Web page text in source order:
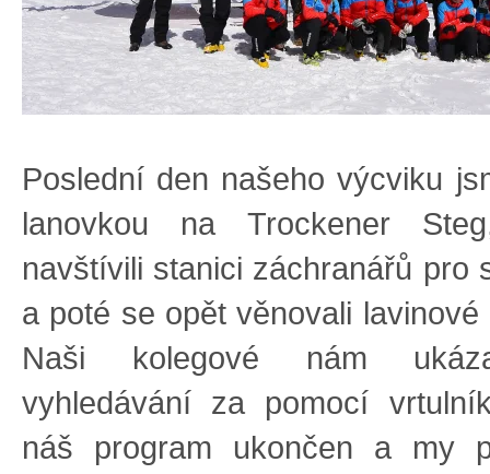
Poslední den našeho výcviku
lanovkou na Trockener
navštívili stanici záchranářů pro
a poté se opět věnovali lavinové
Naši kolegové nám
vyhledávání za pomocí
náš program ukončen a my